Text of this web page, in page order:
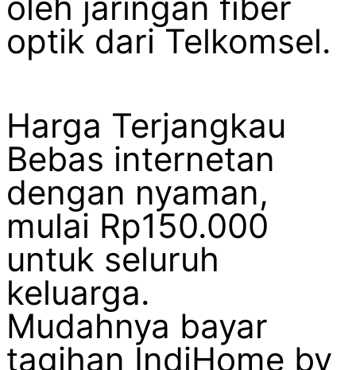
optik dari Telkomsel.
Harga Terjangkau
Bebas internetan
dengan nyaman,
mulai Rp150.000
untuk seluruh
keluarga.
Mudahnya bayar
tagihan IndiHome by